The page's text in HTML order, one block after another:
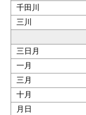
千田川
三川
三日月
一月
三月
十月
月日